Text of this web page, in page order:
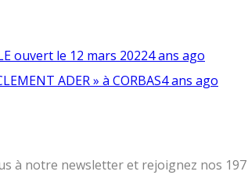
ouvert le 12 mars 20224 ans ago
ADER » à CORBAS4 ans ago
à notre newsletter et rejoignez nos